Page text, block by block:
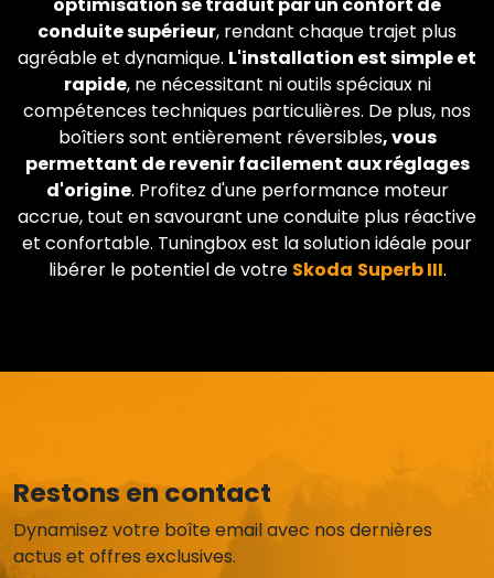
conduite supérieur, rendant chaque trajet plus
agréable et dynamique. L'installation est simple et
rapide, ne nécessitant ni outils spéciaux ni
compétences techniques particulières. De plus, nos
boîtiers sont entièrement réversibles, vous
permettant de revenir facilement aux réglages
d'origine. Profitez d'une performance moteur
accrue, tout en savourant une conduite plus réactive
et confortable. Tuningbox est la solution idéale pour
libérer le potentiel de votre Skoda Superb III.
Restons en contact
Dynamisez votre boîte email avec nos dernières
actus et offres exclusives.